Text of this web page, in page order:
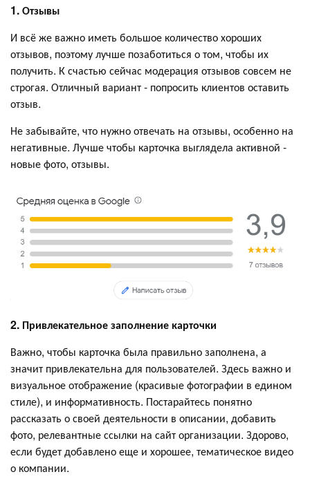
1. Отзывы
И всё же важно иметь большое количество хороших
отзывов, поэтому лучше позаботиться о том, чтобы их
получить. К счастью сейчас модерация отзывов совсем не
строгая. Отличный вариант - попросить клиентов оставить
отзыв.
Не забывайте, что нужно отвечать на отзывы, особенно на
негативные. Лучше чтобы карточка выглядела активной -
новые фото, отзывы.
2. Привлекательное заполнение карточки
Важно, чтобы карточка была правильно заполнена, а
значит привлекательна для пользователей. Здесь важно и
визуальное отображение (красивые фотографии в едином
стиле), и информативность. Постарайтесь понятно
рассказать о своей деятельности в описании, добавить
фото, релевантные ссылки на сайт организации. Здорово,
если будет добавлено еще и хорошее, тематическое видео
о компании.